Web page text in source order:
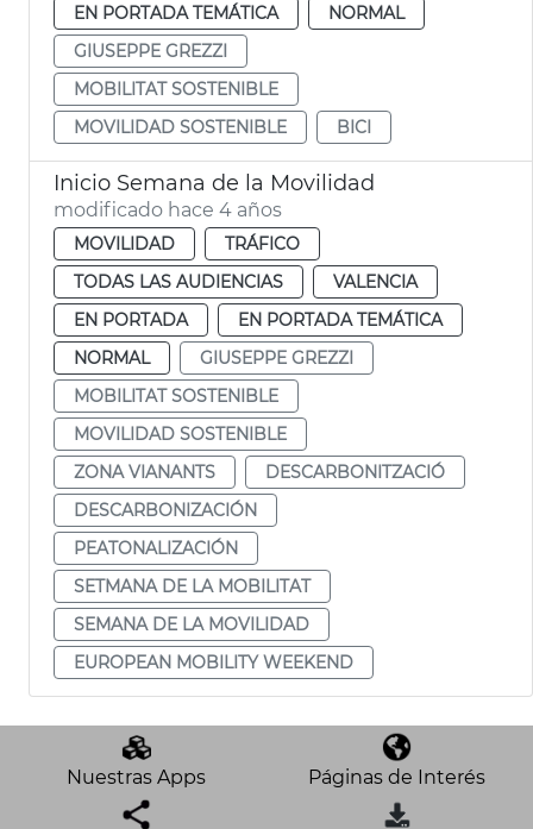
EN PORTADA TEMÁTICA
NORMAL
GIUSEPPE GREZZI
MOBILITAT SOSTENIBLE
MOVILIDAD SOSTENIBLE
BICI
Inicio Semana de la Movilidad
modificado hace 4 años
MOVILIDAD
TRÁFICO
TODAS LAS AUDIENCIAS
VALENCIA
EN PORTADA
EN PORTADA TEMÁTICA
NORMAL
GIUSEPPE GREZZI
MOBILITAT SOSTENIBLE
MOVILIDAD SOSTENIBLE
ZONA VIANANTS
DESCARBONITZACIÓ
DESCARBONIZACIÓN
PEATONALIZACIÓN
SETMANA DE LA MOBILITAT
SEMANA DE LA MOVILIDAD
EUROPEAN MOBILITY WEEKEND
Nuestras Apps Páginas de Interés